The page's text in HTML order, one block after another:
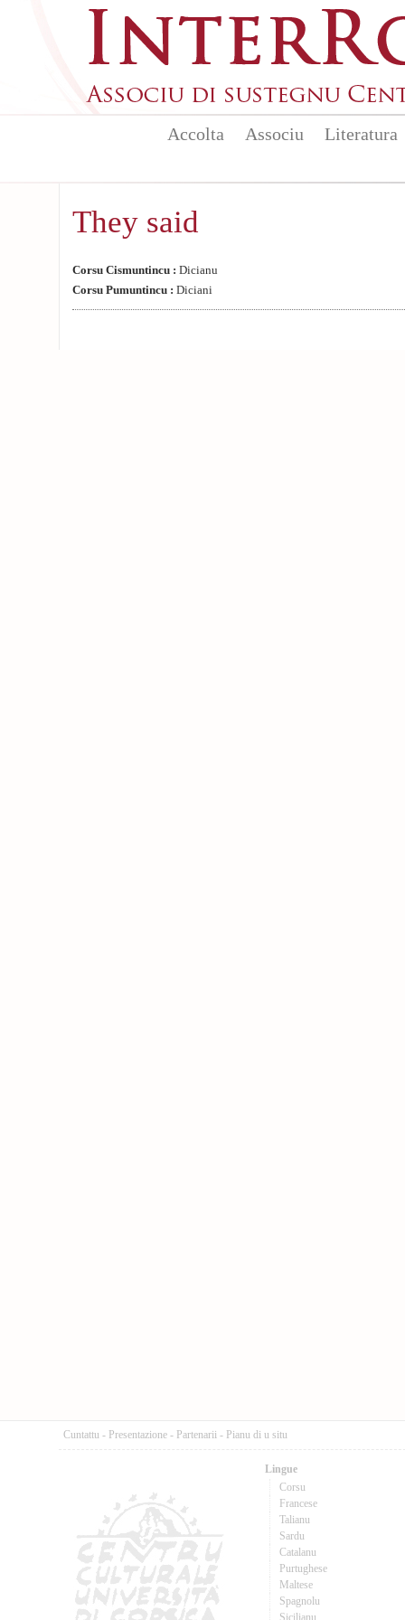
Accolta Associu Literatura
They said
Corsu Cismuntincu : Dicianu
Corsu Pumuntincu : Diciani
Cuntattu - Presentazione - Partenarii - Pianu di u situ
Lingue
Corsu
Francese
Talianu
Sardu
Catalanu
Purtughese
Maltese
Spagnolu
Sicilianu